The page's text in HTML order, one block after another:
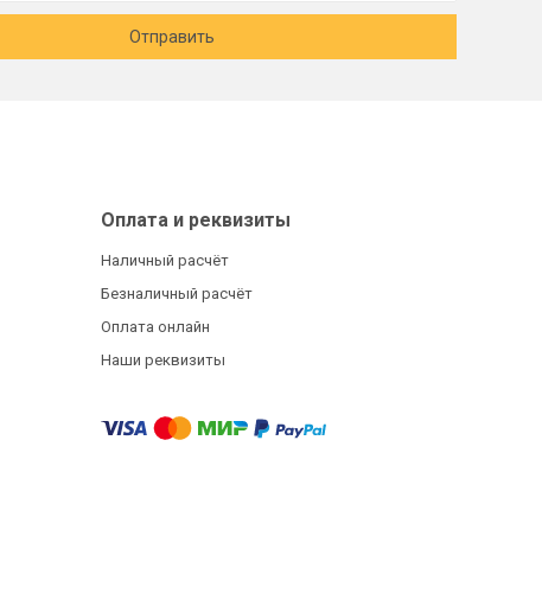
Отправить
Оплата и реквизиты
Наличный расчёт
Безналичный расчёт
Оплата онлайн
Наши реквизиты